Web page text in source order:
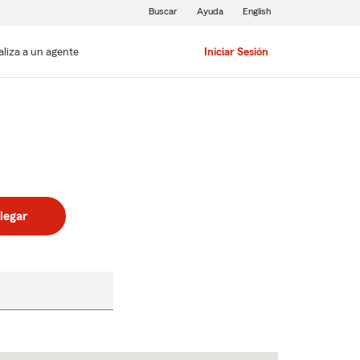
a un agente Iniciar Sesión
Buscar Ayuda English